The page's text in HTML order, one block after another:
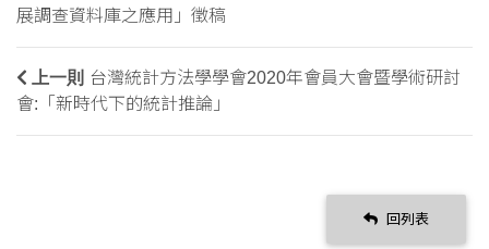
展調查資料庫之應用」徵稿
上一則 台灣統計方法學學會2020年會員大會暨學術研討
會:「新時代下的統計推論」
回列表